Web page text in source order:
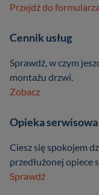
Przejdź do formularza
Cennik usług
Sprawdź, w czym
montażu drzwi.
Zobacz
Opieka serwisowa
Ciesz się spokojem
przedłużonej opiece
Sprawdź